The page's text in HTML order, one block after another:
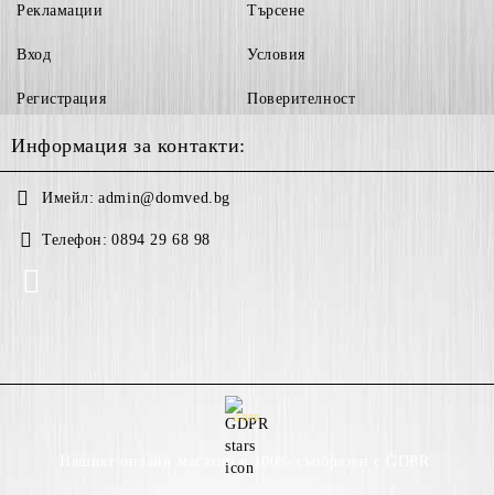
Рекламации
Вход
Регистрация
Търсене
Условия
Поверителност
Информация за контакти:
Имейл: admin@domved.bg
Телефон: 0894 29 68 98
GDPR
Нашият онлайн магазин е 100% съобразен с GDPR.